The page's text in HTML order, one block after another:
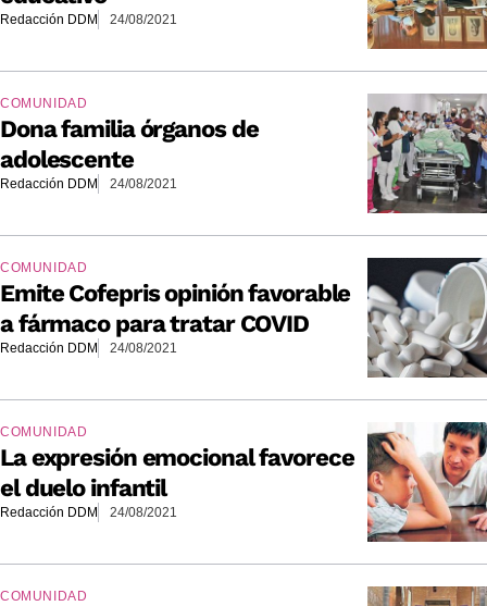
Redacción DDM 24/08/2021
COMUNIDAD
Dona familia órganos de
adolescente
Redacción DDM 24/08/2021
COMUNIDAD
Emite Cofepris opinión favorable
a fármaco para tratar COVID
Redacción DDM 24/08/2021
COMUNIDAD
La expresión emocional favorece
el duelo infantil
Redacción DDM 24/08/2021
COMUNIDAD